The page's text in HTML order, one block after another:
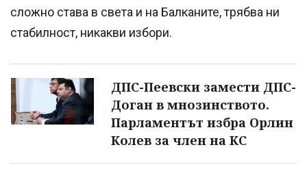
сложно става в света и на Балканите, трябва ни
стабилност, никакви избори.
ДПС-Пеевски замести ДПС-
Доган в мнозинството.
Парламентът избра Орлин
Колев за член на КС